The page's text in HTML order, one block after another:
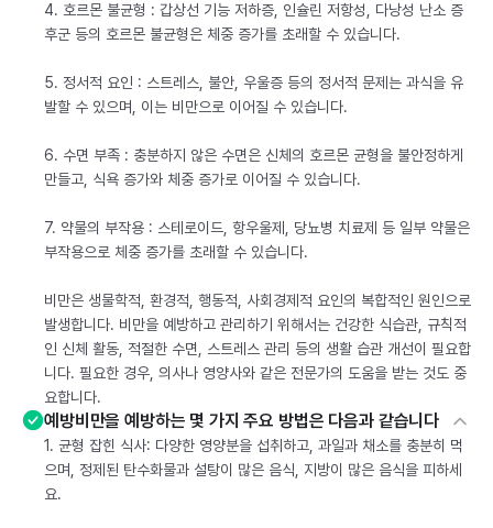
4. 호르몬 불균형 : 갑상선 기능 저하증, 인슐린 저항성, 다낭성 난소 증
후군 등의 호르몬 불균형은 체중 증가를 초래할 수 있습니다.
5. 정서적 요인 : 스트레스, 불안, 우울증 등의 정서적 문제는 과식을 유
발할 수 있으며, 이는 비만으로 이어질 수 있습니다.
6. 수면 부족 : 충분하지 않은 수면은 신체의 호르몬 균형을 불안정하게
만들고, 식욕 증가와 체중 증가로 이어질 수 있습니다.
7. 약물의 부작용 : 스테로이드, 항우울제, 당뇨병 치료제 등 일부 약물은
부작용으로 체중 증가를 초래할 수 있습니다.
비만은 생물학적, 환경적, 행동적, 사회경제적 요인의 복합적인 원인으로
발생합니다. 비만을 예방하고 관리하기 위해서는 건강한 식습관, 규칙적
인 신체 활동, 적절한 수면, 스트레스 관리 등의 생활 습관 개선이 필요합
니다. 필요한 경우, 의사나 영양사와 같은 전문가의 도움을 받는 것도 중
요합니다.
예방비만을 예방하는 몇 가지 주요 방법은 다음과 같습니다
1. 균형 잡힌 식사: 다양한 영양분을 섭취하고, 과일과 채소를 충분히 먹
으며, 정제된 탄수화물과 설탕이 많은 음식, 지방이 많은 음식을 피하세
요.